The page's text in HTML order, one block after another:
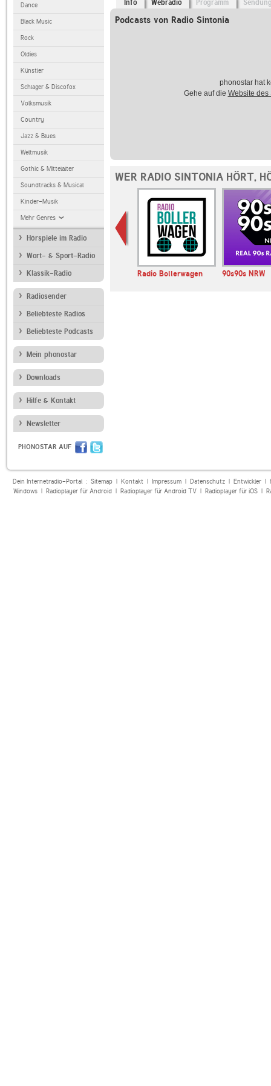
Dance
Black Music
Rock
Oldies
Künstler
Schlager & Discofox
Volksmusik
Country
Jazz & Blues
Weltmusik
Gothic & Mittelalter
Soundtracks & Musical
Kinder-Musik
Mehr Genres
Hörspiele im Radio
Wort- & Sport-Radio
Klassik-Radio
Radiosender
Beliebteste Radios
Beliebteste Podcasts
Mein phonostar
Downloads
Hilfe & Kontakt
Newsletter
PHONOSTAR AUF
Info Webradio Programm
Podcasts von Radio Sintonia
phonostar hat
Gehe auf die Website des
WER RADIO SINTONIA HÖRT,
Radio MK Radio Bollerwagen 90s90s NRW
Dein Internetradio-Portal : Sitemap| Kontakt| Impressum| Datenschutz| Entwickler|
Windows| Radioplayer für Android| Radioplayer für Android TV| Radioplayer für iOS|